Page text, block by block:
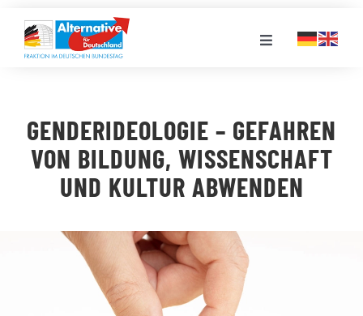
Inhalt
springen
Toggle
LANDESGRUPPEN
VERANSTALTUNGEN
STELLENPORTAL
GENDERIDEOLOGIE – GEFAHREN
VON BILDUNG, WISSENSCHAFT
UND KULTUR ABWENDEN